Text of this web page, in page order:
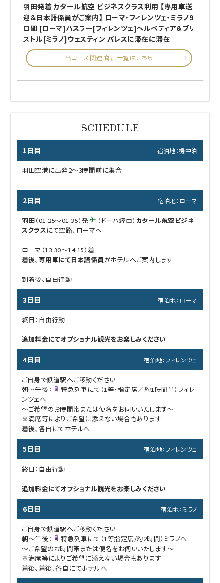
羽田発着 カタール航空 ビジネスクラス利用 【専用車送
迎＆日本語係員がご案内】 ローマ・フィレンツェ・ミラノ9
日間 [ローマ]ハスラー[フィレンツェ]ヘルべティア＆ブリ
ストル[ミラノ]ウェスティン パレスに滞在に滞在
当コース関連商品一覧はこちら
1日目 宿泊地：機中泊
羽田空港に出発2～3時間前に集合
2日目 宿泊地：ローマ
羽田（01:25～01:35）発 （ドーハ経由） カタール航空ビジネ
スクラスにて空路、ローマへ
ローマ（13:30～14:15）着
着後、専用車にて日本語係員がホテルへご案内します
到着後、自由行動
3日目 宿泊地：ローマ
終日：自由行動
追加料金にてオプショナル観光をお楽しみください
4日目 宿泊地：フィレンツェ
ご自身で鉄道駅へご移動ください
朝～午後：
特急列車にて（1等・指定席／約1時間半）フィレ
ンツェへ
～ご希望のお時間帯または便名をお伺いいたします～
※満席等によりご希望に添えない場合もあります
着後、各自にてホテルへ
5日目 宿泊地：フィレンツェ
終日：自由行動
追加料金にてオプショナル観光をお楽しみください
6日目 宿泊地：ミラノ
ご自身で鉄道駅へご移動ください
朝～午後：
特急列車にて（1等指定席/約2時間）ミラノへ
～ご希望のお時間帯または便名をお伺いいたします～
※満席等によりご希望に添えない場合もあります
着後、着後、各自にてホテルへ